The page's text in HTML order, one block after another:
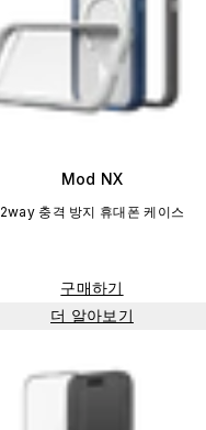
Mod NX
2way 충격 방지 휴대폰 케이스
구매하기
더 알아보기